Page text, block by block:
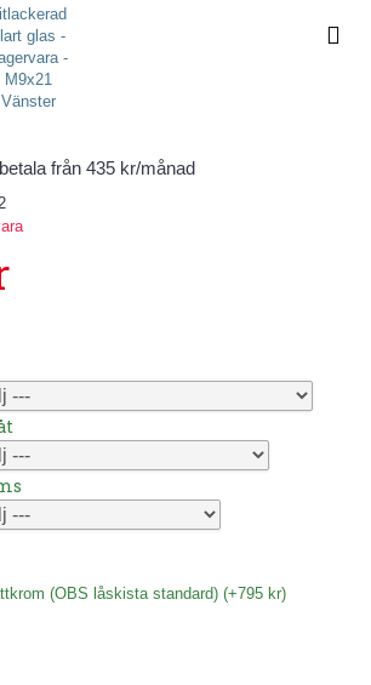
från 435 kr/månad
(OBS låskista standard) (+795 kr)